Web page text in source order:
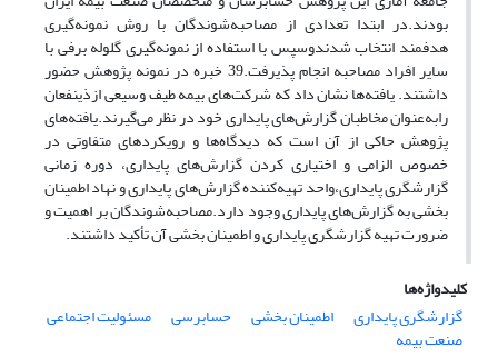
بودند.در ابتدا تعدادی از مصاحبه‌شوندگان با روش نمونه‌گیری
هدفمند انتخاب شدندوسپس با استفاده از نمونه‌گیری گلوله برفی با
سایر افراد مصاحبه انجام پذیرفت.39 خبره در نمونه پژوهش حضور
داشتند. یافته‌ها نشان داد که شرکت‌های بیمه طیف وسیعی ازذینفعان
رابه‌عنوان مخاطبان گزارش‌های پایداری خود در نظر می‌گیرند.یافته‌های
پژوهش حاکی از آن است که دیدگاه‌ها و رویکردهای متفاوتی در
خصوص الزامی و اختیاری کردن گزارش‌های پایداری، دوره زمانی
گزارشگری پایداری،واحد تهیه‌کننده گزارش‌های پایداری و نهاد اطمینان
بخشی به گزارش‌های پایداری وجود دارد.مصاحبه‌شوندگان بر اهمیت و
ضرورت تهیه گزارشگری پایداری و اطمینان بخشی آن تأکید داشتند.
کلیدواژه‌ها
گزارشگری پایداری
اطمینان بخشی حسابرسی مسئولیت اجتماعی
صنعت بیمه